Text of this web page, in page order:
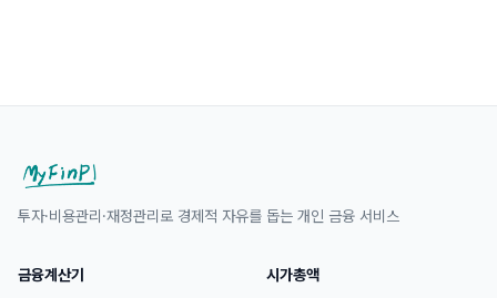
투자·비용관리·재정관리로 경제적 자유를 돕는 개인 금융 서비스
금융계산기 시가총액